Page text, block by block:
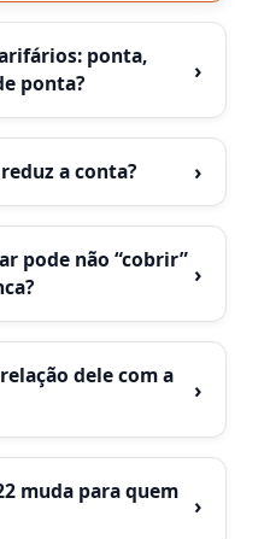
ponta,
ponta?
›
a conta? ›
pode não “cobrir” ›
relação dele com a
›
muda para quem
›